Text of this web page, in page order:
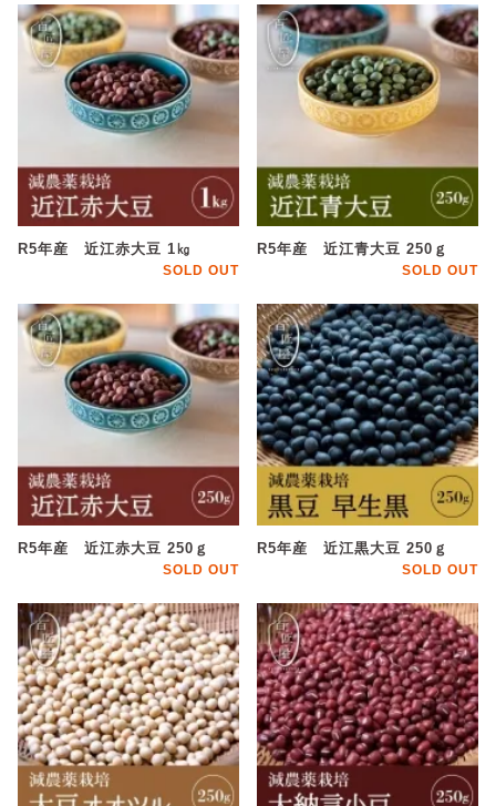
R5年産 近江赤大豆 1㎏
SOLD OUT
R5年産 近江青大豆 250ｇ
SOLD OUT
R5年産 近江赤大豆 250ｇ
SOLD OUT
R5年産 近江黒大豆 250ｇ
SOLD OUT